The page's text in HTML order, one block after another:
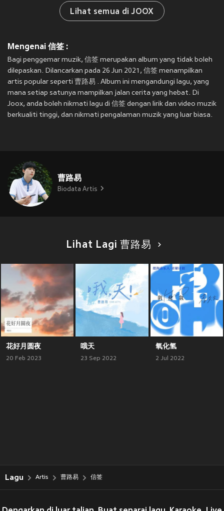
Lihat semua di JOOX
Mengenai 信签 :
Bagi penggemar muzik, 信签 merupakan album yang tidak boleh
dilepaskan. Dilancarkan pada 26 Jun 2021, 信签 menampilkan
artis popular seperti 曹路易 . Album ini mengandungi lagu, yang
mana setiap satunya mampilkan jalan cerita yang hebat. Di
Joox, anda boleh nikmati lagu di 信签 dengan lirik dan video muzik
berkualiti tinggi, dan nikmati pengalaman muzik yang luar biasa.
曹路易
Biodata Artis
Lihat Lagi 曹路易
花好月圆夜
20 Feb 2023
哦天
23 Sep 2022
氧化氢
2 Jul 2022
Lagu Artis 曹路易 信签